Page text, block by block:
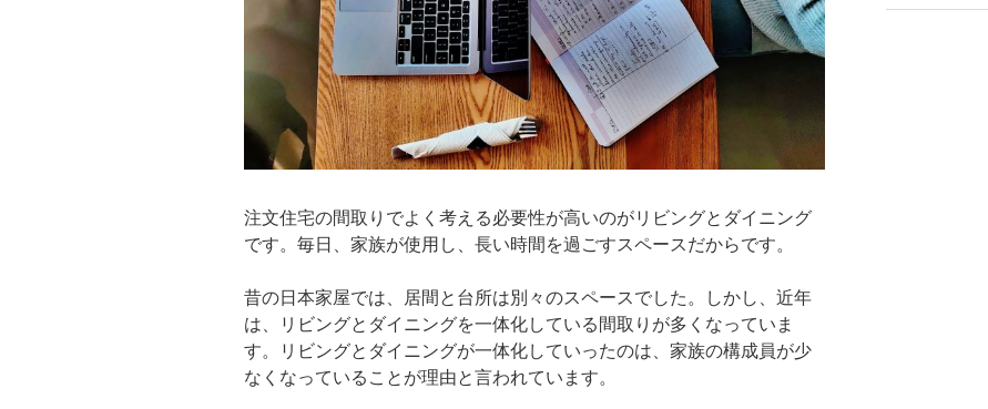
注文住宅の間取りでよく考える必要性が高いのがリビングとダイニング
です。毎日、家族が使用し、長い時間を過ごすスペースだからです。
昔の日本家屋では、居間と台所は別々のスペースでした。しかし、近年
は、リビングとダイニングを一体化している間取りが多くなっていま
す。リビングとダイニングが一体化していったのは、家族の構成員が少
なくなっていることが理由と言われています。